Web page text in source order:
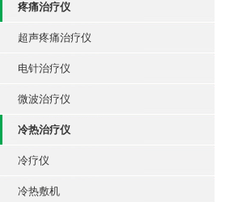
疼痛治疗仪
超声疼痛治疗仪
电针治疗仪
微波治疗仪
冷热治疗仪
冷疗仪
冷热敷机